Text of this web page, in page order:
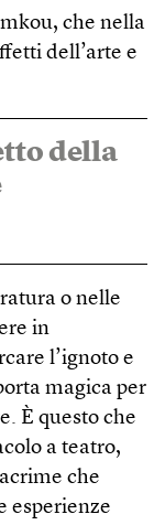
che nella
dell’arte e
della
o nelle
in
l’ignoto e
magica per
È questo che
a teatro,
che
esperienze